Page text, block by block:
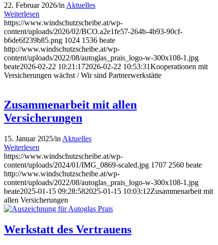
22. Februar 2026/in Aktuelles
Weiterlesen
https://www.windschutzscheibe.at/wp-
content/uploads/2026/02/BCO.a2e1fe57-264b-4b93-90cf-
b6de6f239b85.png 1024 1536 beate
http://www.windschutzscheibe.at/wp-
content/uploads/2022/08/autoglas_prais_logo-w-300x108-1.jpg
beate2026-02-22 10:21:172026-02-22 10:53:31Kooperationen mit
Versicherungen wächst / Wir sind Partnerwerkstätte
Zusammenarbeit mit allen
Versicherungen
15. Januar 2025/in Aktuelles
Weiterlesen
https://www.windschutzscheibe.at/wp-
content/uploads/2024/01/IMG_0869-scaled.jpg 1707 2560 beate
http://www.windschutzscheibe.at/wp-
content/uploads/2022/08/autoglas_prais_logo-w-300x108-1.jpg
beate2025-01-15 09:28:582025-01-15 10:03:12Zusammenarbeit mit
allen Versicherungen
Werkstatt des Vertrauens